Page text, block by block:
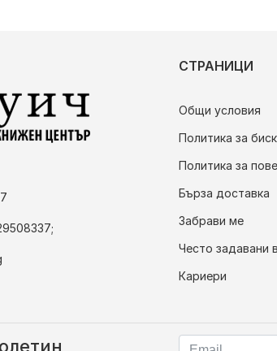
СТРАНИЦИ
Общи условия
Политика за
Политика за
Бърза доставка
Забрави ме
Често задавани
Кариери